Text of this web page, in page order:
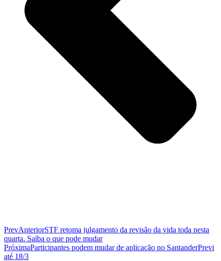
PrevAnteriorSTF retoma julgamento da revisão da vida toda nesta
quarta. Saiba o que pode mudar
PróximaParticipantes podem mudar de aplicação no SantanderPrevi
até 18/3